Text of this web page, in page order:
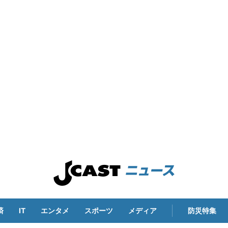
IT エンタメ スポーツ メディア 防災特集